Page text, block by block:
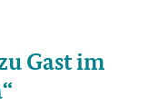
Gast im